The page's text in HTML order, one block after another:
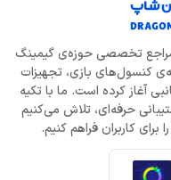
یکی از مراجع تخصصی حوزه‌ی گیمینگ
کنسول‌های بازی، تجهیزات
آغاز کرده است. ما با تکیه
حرفه‌ای، تلاش می‌کنیم
کاربران فراهم کنیم.